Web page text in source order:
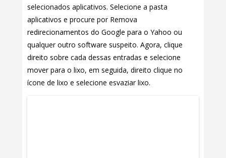
selecionados aplicativos. Selecione a pasta
aplicativos e procure por Remova
redirecionamentos do Google para o Yahoo ou
qualquer outro software suspeito. Agora, clique
direito sobre cada dessas entradas e selecione
mover para o lixo, em seguida, direito clique no
ícone de lixo e selecione esvaziar lixo.